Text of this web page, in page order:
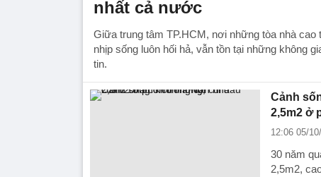
nhất cả nước
Giữa trung tâm TP.HCM, nơi những tòa nhà cao
nhịp sống luôn hối hả, vẫn tồn tại những không
tin.
Cảnh
2,5m2 ở
12:06 05/
30 năm
2,5m2,